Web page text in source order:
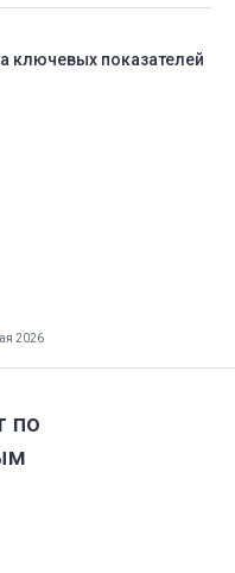
ключевых показателей
2026
по